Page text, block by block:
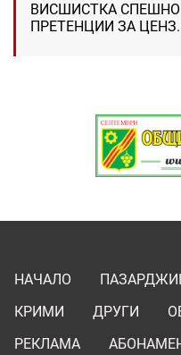
ВИСШИСТКА СПЕШНО
ПРЕТЕНЦИИ ЗА ЦЕНЗ.
НАЧАЛО
КРИМИ
ДРУГИ
РЕКЛАМА